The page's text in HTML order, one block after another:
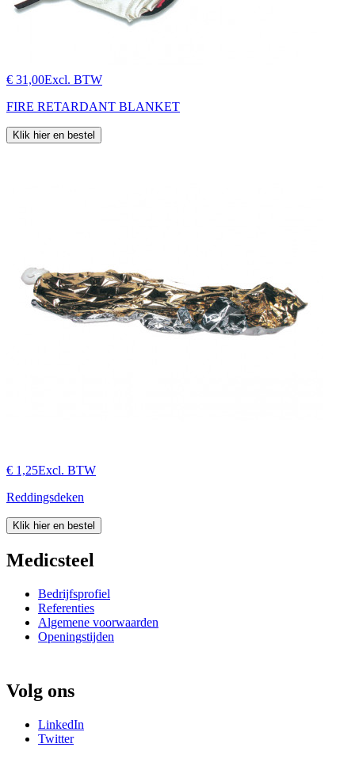
€ 31,00Excl. BTW
FIRE RETARDANT BLANKET
Klik hier en bestel
€ 1,25Excl. BTW
Reddingsdeken
Klik hier en bestel
Medicsteel
Bedrijfsprofiel
Referenties
Algemene voorwaarden
Openingstijden
Volg ons
LinkedIn
Twitter